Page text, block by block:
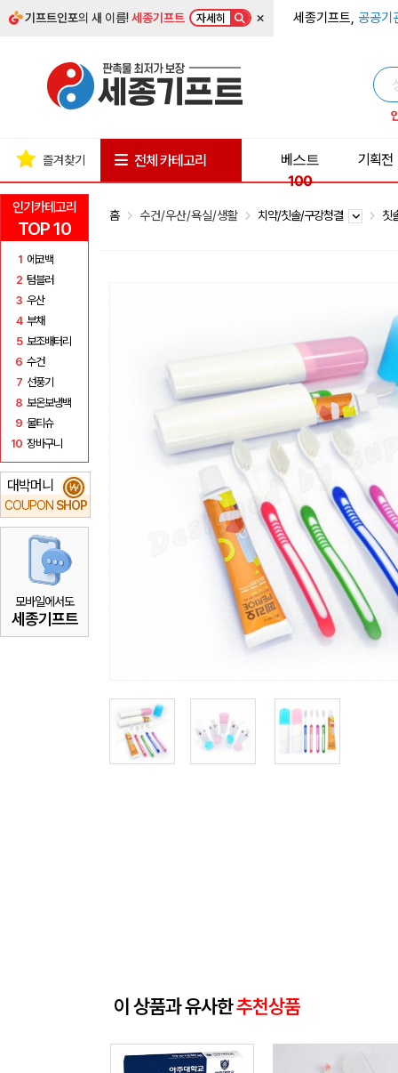
기프트인포의 새 이름!세종기프트 자세히 × 세종기프트, 공공기
인기카테고리
TOP 10
1 에코백
2 텀블러
3 우산
4 부채
5 보조배터리
6 수건
7 선풍기
8 보온보냉백
9 물티슈
10 장바구니
대박머니
COUPON SHOP
₩
모바일에서도
세종기프트
즐겨찾기 전체 카테고리
베스트
100
기획전
홈 수건/우산/욕실/생활 치약/칫솔/구강청결 칫
이 상품과 유사한추천상품